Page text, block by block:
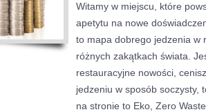
Witamy w miejscu, które
apetytu na nowe
to mapa dobrego jedzenia w
różnych zakątkach świata.
restauracyjne nowości,
jedzeniu w sposób soczysty,
na stronie to Eko, Zero